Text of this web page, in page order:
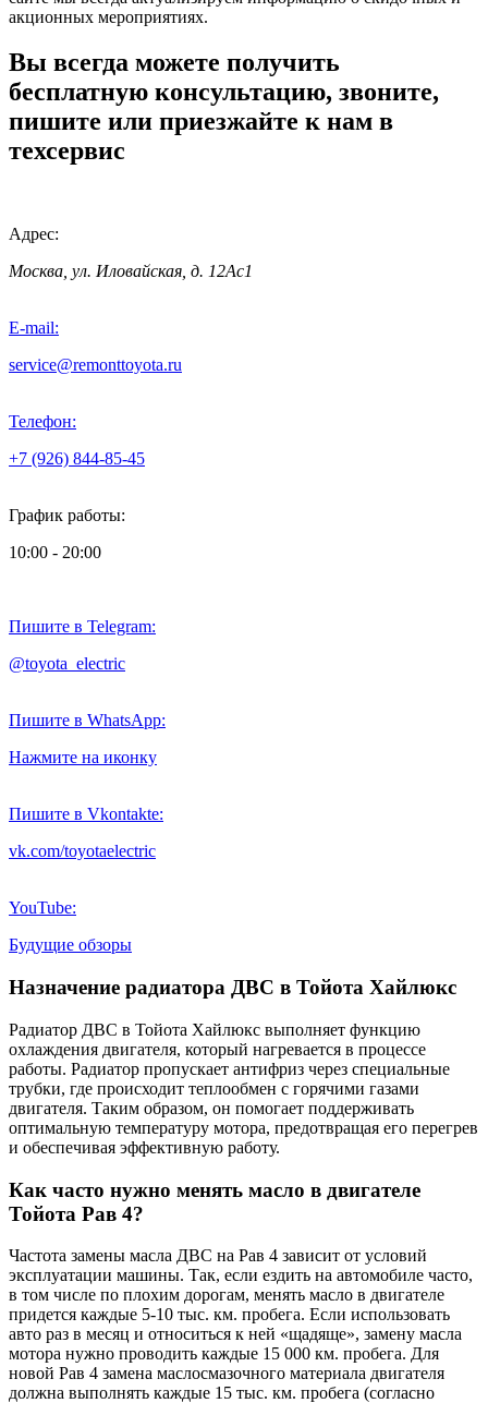
акционных мероприятиях.
Вы всегда можете получить
бесплатную консультацию, звоните,
пишите или приезжайте к нам в
техсервис
Адрес:
Москва, ул. Иловайская, д. 12Ас1
E-mail:
service@remonttoyota.ru
Телефон:
+7 (926) 844-85-45
График работы:
10:00 - 20:00
Пишите в Telegram:
@toyota_electric
Пишите в WhatsApp:
Нажмите на иконку
Пишите в Vkontakte:
vk.com/toyotaelectric
YouTube:
Будущие обзоры
Назначение радиатора ДВС в Тойота Хайлюкс
Радиатор ДВС в Тойота Хайлюкс выполняет функцию
охлаждения двигателя, который нагревается в процессе
работы. Радиатор пропускает антифриз через специальные
трубки, где происходит теплообмен с горячими газами
двигателя. Таким образом, он помогает поддерживать
оптимальную температуру мотора, предотвращая его перегрев
и обеспечивая эффективную работу.
Как часто нужно менять масло в двигателе
Тойота Рав 4?
Частота замены масла ДВС на Рав 4 зависит от условий
эксплуатации машины. Так, если ездить на автомобиле часто,
в том числе по плохим дорогам, менять масло в двигателе
придется каждые 5-10 тыс. км. пробега. Если использовать
авто раз в месяц и относиться к ней «щадяще», замену масла
мотора нужно проводить каждые 15 000 км. пробега. Для
новой Рав 4 замена маслосмазочного материала двигателя
должна выполнять каждые 15 тыс. км. пробега (согласно